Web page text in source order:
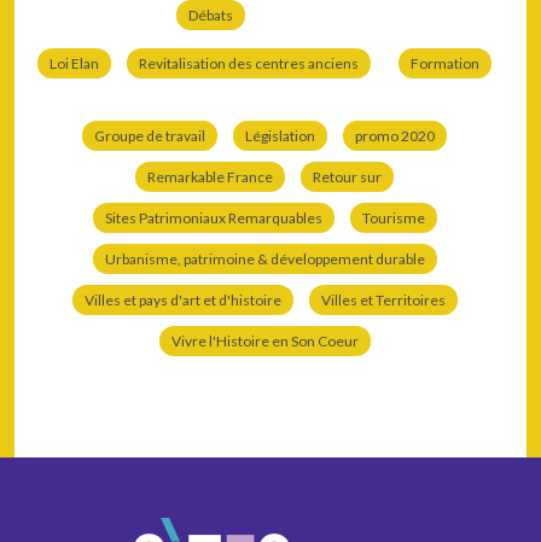
Débats
Loi Elan Revitalisation des centres anciens Formation
Groupe de travail Législation promo 2020
Remarkable France Retour sur
Sites Patrimoniaux Remarquables Tourisme
Urbanisme, patrimoine & développement durable
Villes et pays d'art et d'histoire Villes et Territoires
Vivre l'Histoire en Son Coeur